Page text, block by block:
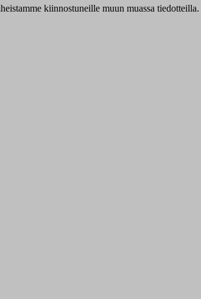
kiinnostuneille muun muassa tiedotteilla.